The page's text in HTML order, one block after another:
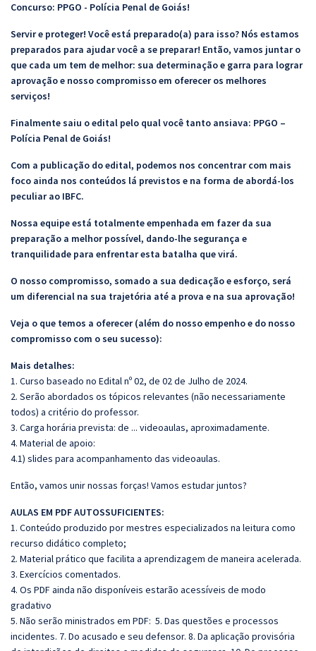
Concurso: PPGO - Polícia Penal de Goiás!
Servir e proteger! Você está preparado(a) para isso? Nós estamos
preparados para ajudar você a se preparar! Então, vamos juntar o
que cada um tem de melhor: sua determinação e garra para lograr
aprovação e nosso compromisso em oferecer os melhores
serviços!
Finalmente saiu o edital pelo qual você tanto ansiava: PPGO –
Polícia Penal de Goiás!
Com a publicação do edital, podemos nos concentrar com mais
foco ainda nos conteúdos lá previstos e na forma de abordá-los
peculiar ao IBFC.
Nossa equipe está totalmente empenhada em fazer da sua
preparação a melhor possível, dando-lhe segurança e
tranquilidade para enfrentar esta batalha que virá.
O nosso compromisso, somado a sua dedicação e esforço, será
um diferencial na sua trajetória até a prova e na sua aprovação!
Veja o que temos a oferecer (além do nosso empenho e do nosso
compromisso com o seu sucesso):
Mais detalhes:
1. Curso baseado no Edital nº 02, de 02 de Julho de 2024.
2. Serão abordados os tópicos relevantes (não necessariamente
todos) a critério do professor.
3. Carga horária prevista: de ... videoaulas, aproximadamente.
4. Material de apoio:
4.1) slides para acompanhamento das videoaulas.
Então, vamos unir nossas forças! Vamos estudar juntos?
AULAS EM PDF AUTOSSUFICIENTES:
1. Conteúdo produzido por mestres especializados na leitura como
recurso didático completo;
2. Material prático que facilita a aprendizagem de maneira acelerada.
3. Exercícios comentados.
4. Os PDF ainda não disponíveis estarão acessíveis de modo
gradativo
5. Não serão ministrados em PDF: 5. Das questões e processos
incidentes. 7. Do acusado e seu defensor. 8. Da aplicação provisória